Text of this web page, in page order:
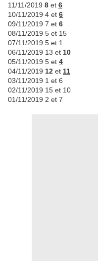
11/11/2019 8 et 6
10/11/2019 4 et 6
09/11/2019 7 et 6
08/11/2019 5 et 15
07/11/2019 5 et 1
06/11/2019 13 et 10
05/11/2019 5 et 4
04/11/2019 12 et 11
03/11/2019 1 et 6
02/11/2019 15 et 10
01/11/2019 2 et 7